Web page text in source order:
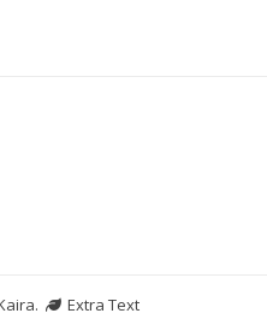
.
Extra Text